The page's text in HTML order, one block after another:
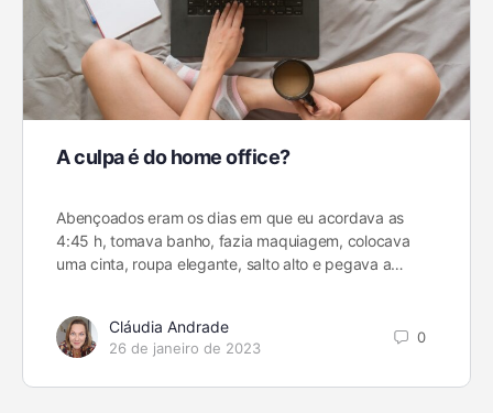
A culpa é do home office?
Abençoados eram os dias em que eu acordava as
4:45 h, tomava banho, fazia maquiagem, colocava
uma cinta, roupa elegante, salto alto e pegava a…
Cláudia Andrade
26 de janeiro de 2023
0